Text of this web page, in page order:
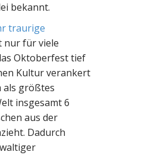
bekannt.
traurige
nur für viele
Oktoberfest tief
Kultur verankert
als größtes
insgesamt 6
aus der
Dadurch